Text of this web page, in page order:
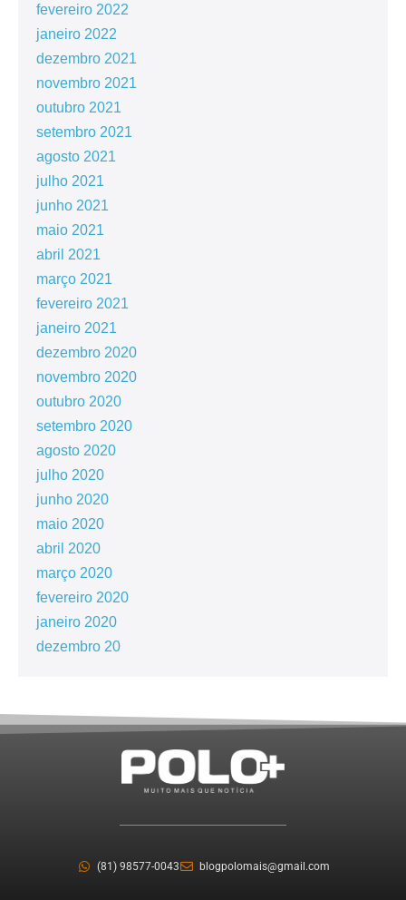
fevereiro 2022
janeiro 2022
dezembro 2021
novembro 2021
outubro 2021
setembro 2021
agosto 2021
julho 2021
junho 2021
maio 2021
abril 2021
março 2021
fevereiro 2021
janeiro 2021
dezembro 2020
novembro 2020
outubro 2020
setembro 2020
agosto 2020
julho 2020
junho 2020
maio 2020
abril 2020
março 2020
fevereiro 2020
janeiro 2020
dezembro 20
(81) 98577-0043 blogpolomais@gmail.com